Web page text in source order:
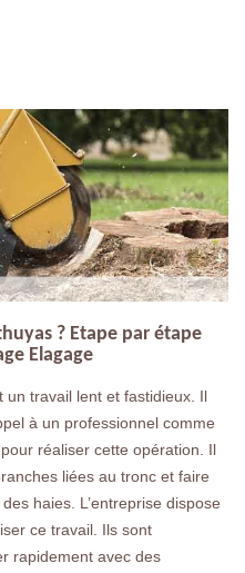
? Etape par étape
Elagage
un travail lent et fastidieux. Il
à un professionnel comme
réaliser cette opération. Il
liées au tronc et faire
haies. L’entreprise dispose
ce travail. Ils sont
rapidement avec des